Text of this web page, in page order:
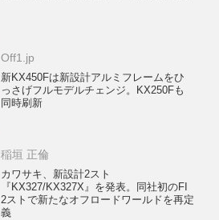
Off1.jp
新KX450Fは新設計アルミフレームをひ
っさげフルモデルチェンジ。KX250Fも
同時刷新
稲垣 正倫
カワサキ、新設計2スト
『KX327/KX327X』を発表。同社初のFI
2ストで新たなオフロードワールドを再定
義